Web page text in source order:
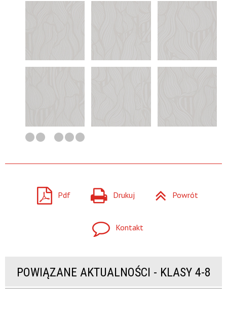
Pdf Drukuj Powrót
Kontakt
POWIĄZANE AKTUALNOŚCI - KLASY 4-8